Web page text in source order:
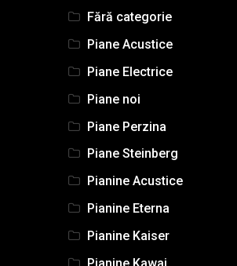
Fără categorie
Piane Acustice
Piane Electrice
Piane noi
Piane Perzina
Piane Steinberg
Pianine Acustice
Pianine Eterna
Pianine Kaiser